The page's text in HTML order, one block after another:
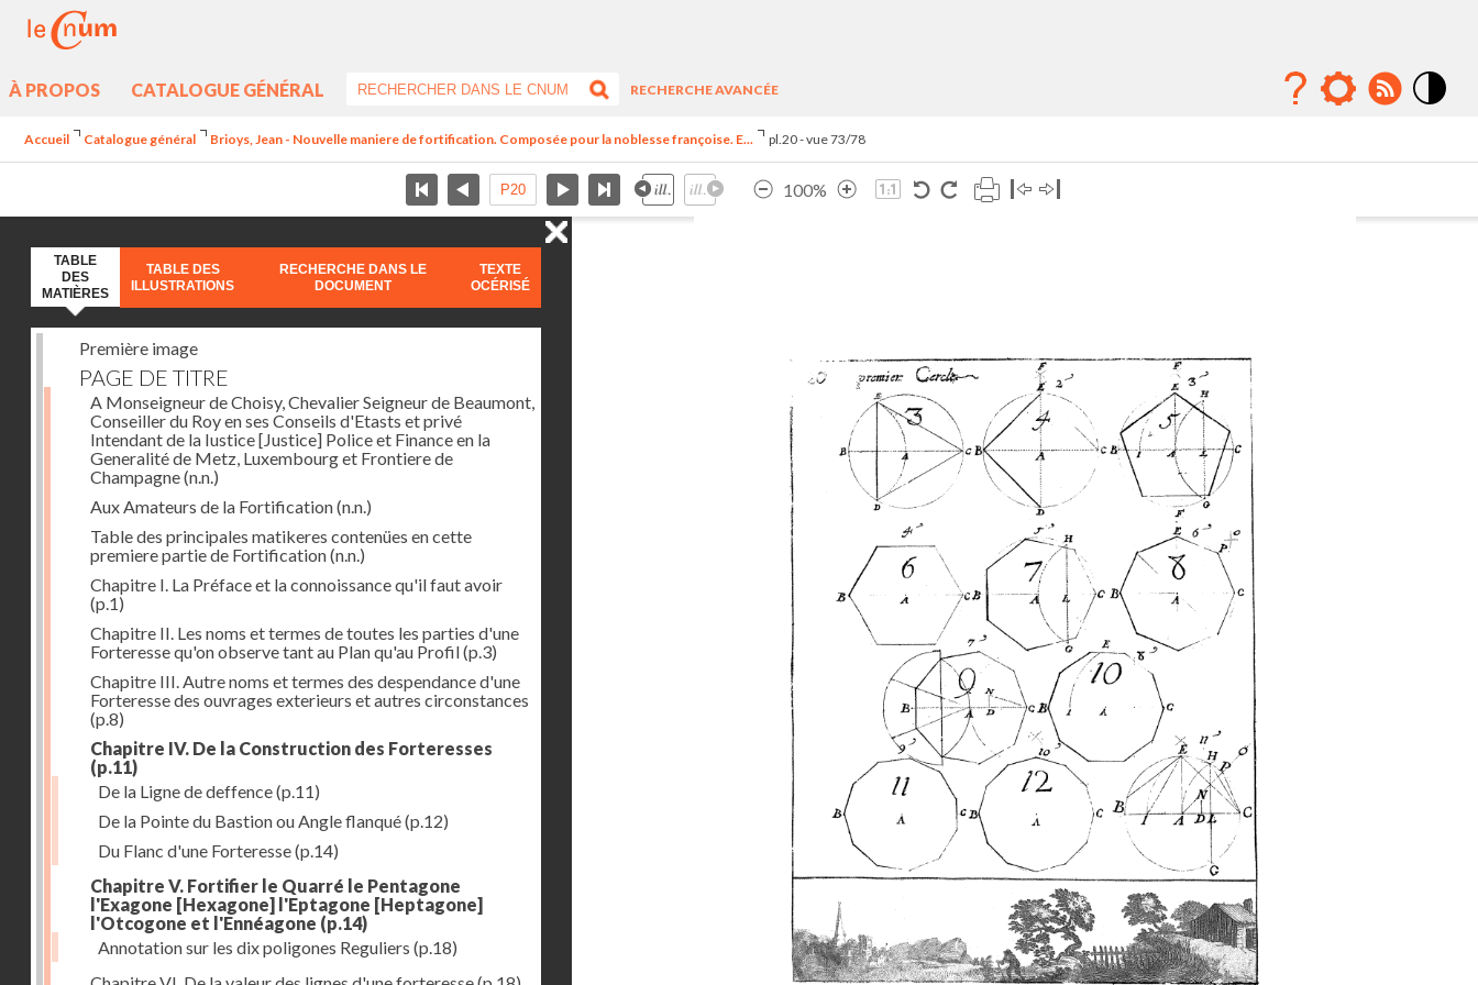
À PROPOS CATALOGUE GÉNÉRAL
RECHERCHE AVANCÉE
Accueil Catalogue général Brioys, Jean - Nouvelle maniere de fortification. Composée pour la noblesse françoise. E... pl.20 - vue 73/78
100%
TABLE
DES
MATIÈRES
TABLE DES
ILLUSTRATIONS
RECHERCHE DANS LE
DOCUMENT
TEXTE
OCÉRISÉ
Première image
PAGE DE TITRE
A Monseigneur de Choisy, Chevalier Seigneur de Beaumont,
Conseiller du Roy en ses Conseils d'Etasts et privé
Intendant de la Iustice [Justice] Police et Finance en la
Generalité de Metz, Luxembourg et Frontiere de
Champagne(n.n.)
Aux Amateurs de la Fortification(n.n.)
Table des principales matikeres contenües en cette
premiere partie de Fortification(n.n.)
Chapitre I. La Préface et la connoissance qu'il faut avoir
(p.1)
Chapitre II. Les noms et termes de toutes les parties d'une
Forteresse qu'on observe tant au Plan qu'au Profil(p.3)
Chapitre III. Autre noms et termes des despendance d'une
Forteresse des ouvrages exterieurs et autres circonstances
(p.8)
Chapitre IV. De la Construction des Forteresses
(p.11)
De la Ligne de deffence(p.11)
De la Pointe du Bastion ou Angle flanqué(p.12)
Du Flanc d'une Forteresse(p.14)
Chapitre V. Fortifier le Quarré le Pentagone
l'Exagone [Hexagone] l'Eptagone [Heptagone]
l'Otcogone et l'Ennéagone (p.14)
Annotation sur les dix poligones Reguliers (p.18)